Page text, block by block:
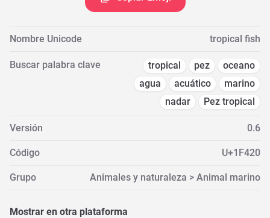
Nombre Unicode tropical fish
Buscar palabra clave tropical pez
oceano
agua
acuático
marino
nadar
Pez tropical
Versión 0.6
Código U+1F420
Grupo Animales y naturaleza > Animal marino
Mostrar en otra plataforma